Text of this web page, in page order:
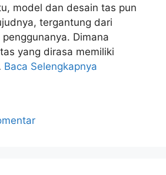
model dan desain tas pun
tergantung dari
Dimana
yang dirasa memiliki
Baca Selengkapnya